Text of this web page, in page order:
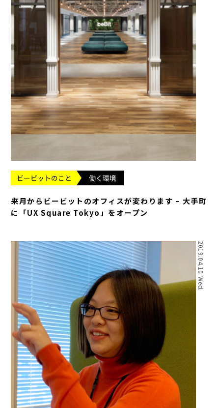
ビービットのこと 働く環境
来月からビービットのオフィスが変わります – 大手町
に「UX Square Tokyo」をオープン
2019.04.10 Wed.